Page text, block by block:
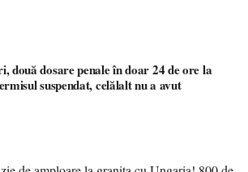
două dosare penale în doar 24 de ore la
suspendat, celălalt nu a avut